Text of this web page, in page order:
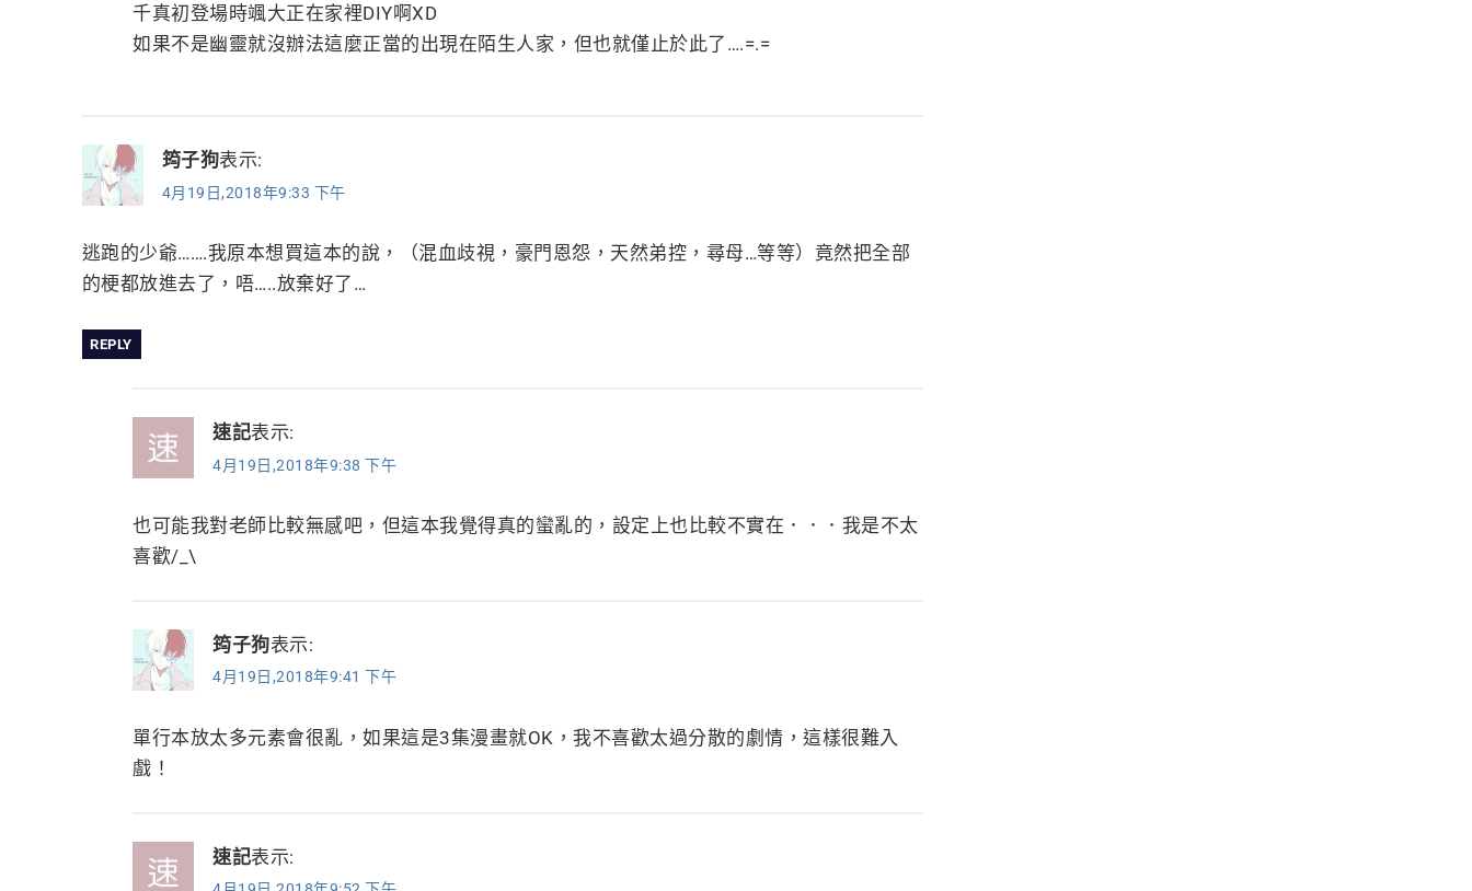
千真初登場時颯大正在家裡DIY啊XD
如果不是幽靈就沒辦法這麼正當的出現在陌生人家，但也就僅止於此了….=.=
筠子狗表示:
4月19日,2018年9:33 下午
逃跑的少爺…….我原本想買這本的說，（混血歧視，豪門恩怨，天然弟控，尋母…等等）竟然把全部
的梗都放進去了，唔…..放棄好了…
REPLY
速記表示:
4月19日,2018年9:38 下午
也可能我對老師比較無感吧，但這本我覺得真的蠻亂的，設定上也比較不實在．．．我是不太
喜歡/_\
筠子狗表示:
4月19日,2018年9:41 下午
單行本放太多元素會很亂，如果這是3集漫畫就OK，我不喜歡太過分散的劇情，這樣很難入
戲！
速記表示: